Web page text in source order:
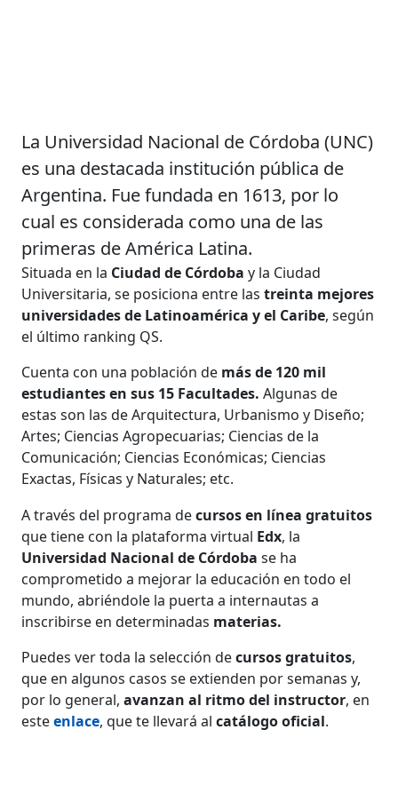
La Universidad Nacional de Córdoba (UNC)
es una destacada institución pública de
Argentina. Fue fundada en 1613, por lo
cual es considerada como una de las
primeras de América Latina.
Situada en la Ciudad de Córdoba y la Ciudad
Universitaria, se posiciona entre las treinta mejores
universidades de Latinoamérica y el Caribe, según
el último ranking QS.
Cuenta con una población de más de 120 mil
estudiantes en sus 15 Facultades.Algunas de
estas son las de Arquitectura, Urbanismo y Diseño;
Artes; Ciencias Agropecuarias; Ciencias de la
Comunicación; Ciencias Económicas; Ciencias
Exactas, Físicas y Naturales; etc.
A través del programa decursos en línea gratuitos
que tiene con la plataforma virtual Edx, la
Universidad Nacional de Córdobase ha
comprometido a mejorar la educación en todo el
mundo, abriéndole la puerta a internautas a
inscribirse en determinadas materias.
Puedes ver toda la selección decursos gratuitos,
que en algunos casos se extienden por semanas y,
por lo general,avanzan al ritmo del instructor, en
esteenlace, que te llevará alcatálogo oficial.